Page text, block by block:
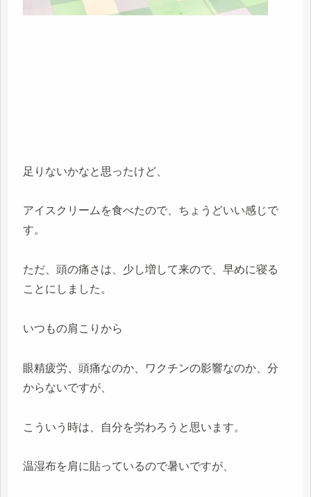
足りないかなと思ったけど、
アイスクリームを食べたので、ちょうどいい感じで
す。
ただ、頭の痛さは、少し増して来ので、早めに寝る
ことにしました。
いつもの肩こりから
眼精疲労、頭痛なのか、ワクチンの影響なのか、分
からないですが、
こういう時は、自分を労わろうと思います。
温湿布を肩に貼っているので暑いですが、